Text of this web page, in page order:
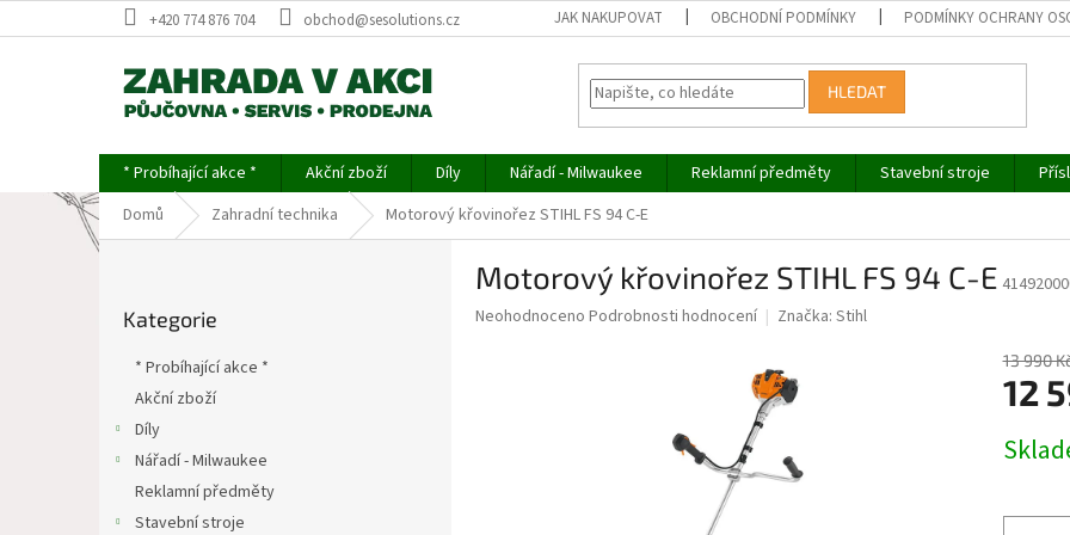
na
+420 774 876 704 obchod@sesolutions.cz JAK NAKUPOVAT OBCHODNÍ PODMÍNKY PODMÍNKY OCHRANY
HLEDAT
* Probíhající akce * Akční zboží Díly Nářadí - Milwaukee Reklamní předměty Stavební stroje
Domů
Zahradní technika Motorový křovinořez STIHL FS 94 C-E
P
kategorie
Kategorie
* Probíhající akce *
Akční zboží
Díly
Nářadí - Milwaukee
Reklamní předměty
Stavební stroje
Motorový křovinořez STIHL FS 94 C-E
Průměrné
Neohodnoceno Podrobnosti hodnocení Značka: Stihl
13 990
12
cena: